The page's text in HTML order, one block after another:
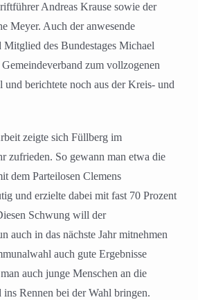
Andreas Krause sowie der
Meyer. Auch der anwesende
des Bundestages Michael
zum vollzogenen
und berichtete noch aus der Kreis- und
zeigte sich Füllberg im
zufrieden. So gewann man etwa die
dem Parteilosen Clemens
und erzielte dabei mit fast 70 Prozent
Schwung will der
auch in das nächste Jahr mitnehmen
auch gute Ergebnisse
auch junge Menschen an die
Rennen bei der Wahl bringen.